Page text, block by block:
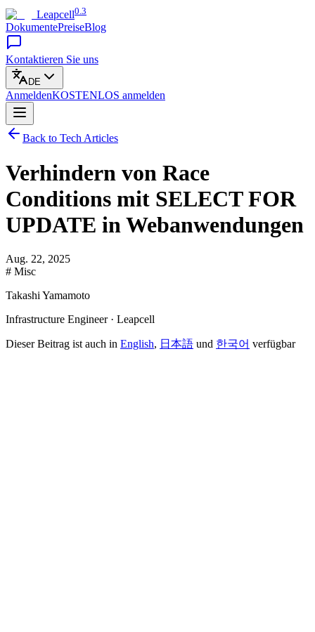
Leapcell0.3
DokumentePreiseBlog
Kontaktieren Sie uns
DE
AnmeldenKOSTENLOS anmelden
Back to Tech Articles
Verhindern von Race
Conditions mit SELECT FOR
UPDATE in Webanwendungen
Aug. 22, 2025
# Misc
Takashi Yamamoto
Infrastructure Engineer · Leapcell
Dieser Beitrag ist auch in English, 日本語 und 한국어 verfügbar